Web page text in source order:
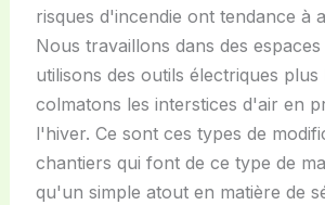
risques d'incendie ont tendance à
Nous travaillons dans des
utilisons des outils électriques
colmatons les interstices d'air en
l'hiver. Ce sont ces types de
chantiers qui font de ce type de
qu'un simple atout en matière de